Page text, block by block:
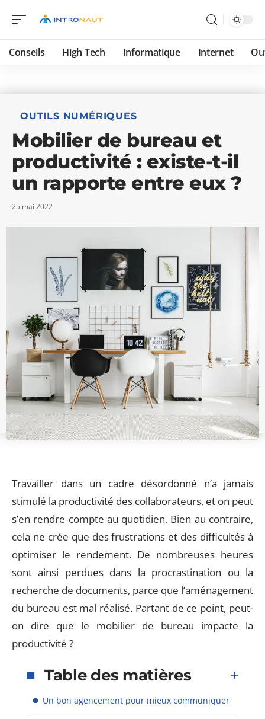
Conseils High Tech Informatique Internet
OUTILS NUMÉRIQUES
Mobilier de bureau et
productivité : existe-t-il
un rapporte entre eux ?
25 mai 2022
Travailler dans un cadre désordonné n’a jamais
stimulé la productivité des collaborateurs, et on peut
s’en rendre compte au quotidien. Bien au contraire,
cela ne crée que des frustrations et des difficultés à
optimiser le rendement. De nombreuses heures
sont ainsi perdues dans la procrastination ou la
recherche de documents, parce que l’aménagement
du bureau est mal réalisé. Partant de ce point, peut-
on dire que le mobilier de bureau impacte la
productivité ?
Table des matières
Un bon agencement pour mieux communiquer